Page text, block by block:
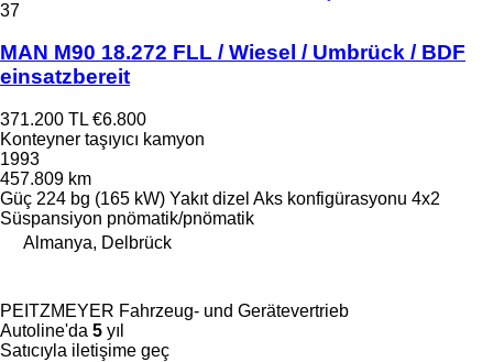
37
MAN M90 18.272 FLL / Wiesel / Umbrück / BDF
einsatzbereit
371.200 TL €6.800
Konteyner taşıyıcı kamyon
1993
457.809 km
Güç 224 bg (165 kW) Yakıt dizel Aks konfigürasyonu 4x2
Süspansiyon pnömatik/pnömatik
Almanya, Delbrück
PEITZMEYER Fahrzeug- und Gerätevertrieb
Autoline'da 5 yıl
Satıcıyla iletişime geç